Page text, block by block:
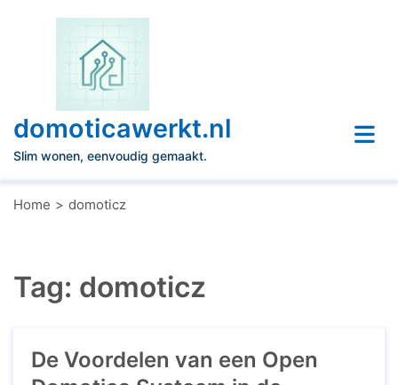
domoticawerkt.nl
Slim wonen, eenvoudig gemaakt.
Home domoticz
Tag: domoticz
De Voordelen van een Open